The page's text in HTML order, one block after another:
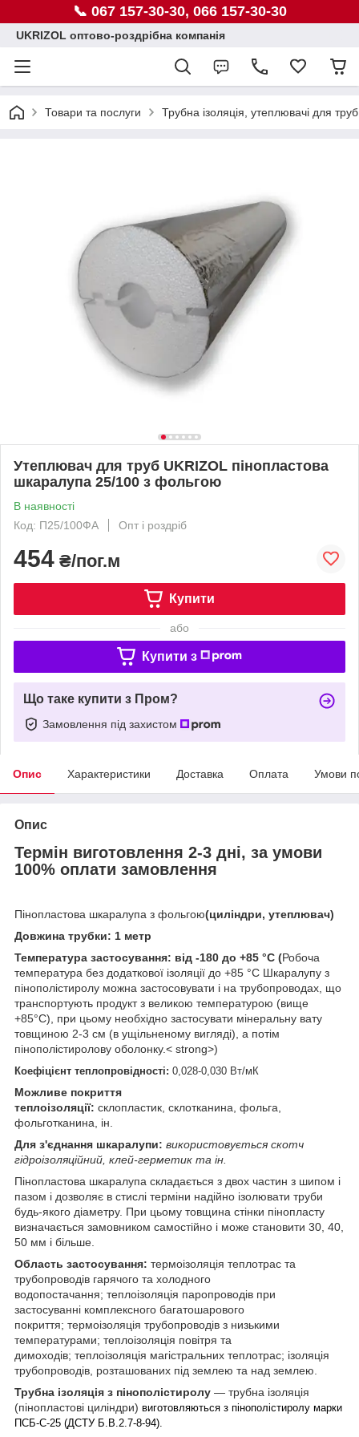
📞 067 157-30-30, 066 157-30-30
UKRIZOL оптово-роздрібна компанія
Товари та послуги Трубна ізоляція, утеплювачі для труб
Утеплювач для труб UKRIZOL пінопластова
шкаралупа 25/100 з фольгою
В наявності
Код: П25/100ФА
Опт і роздріб
454 ₴/пог.м
Купити
або
Купити з
Що таке купити з Пром?
Замовлення під захистом
Опис Характеристики Доставка Оплата Умови
Опис
Термін виготовлення 2-3 дні, за умови
100% оплати замовлення
Пінопластова шкаралупа з фольгою(циліндри, утеплювач)
Довжина трубки: 1 метр
Температура застосування: від -180 до +85 °С (Робоча
температура без додаткової ізоляції до +85 °С Шкаралупу з
пінополістиролу можна застосовувати і на трубопроводах, що
транспортують продукт з великою температурою (вище
+85°С), при цьому необхідно застосувати мінеральну вату
товщиною 2-3 см (в ущільненому вигляді), а потім
пінополістиролову оболонку.< strong>)
Коефіцієнт теплопровідності: 0,028-0,030 Вт/мК
Можливе покриття
теплоізоляції: склопластик, склотканина, фольга,
фольготканина, ін.
Для з'єднання шкаралупи: використовується скотч
гідроізоляційний, клей-герметик та ін.
Пінопластова шкаралупа складається з двох частин з шипом і
пазом і дозволяє в стислі терміни надійно ізолювати труби
будь-якого діаметру. При цьому товщина стінки пінопласту
визначається замовником самостійно і може становити 30, 40,
50 мм і більше.
Область застосування: термоізоляція теплотрас та
трубопроводів гарячого та холодного
водопостачання; теплоізоляція паропроводів при
застосуванні комплексного багатошарового
покриття; термоізоляція трубопроводів з низькими
температурами; теплоізоляція повітря та
димоходів; теплоізоляція магістральних теплотрас; ізоляція
трубопроводів, розташованих під землею та над землею.
Трубна ізоляція з пінополістиролу — трубна ізоляція
(пінопластові циліндри) виготовляються з пінополістиролу марки
ПСБ-С-25 (ДСТУ Б.В.2.7-8-94).